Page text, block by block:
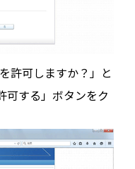
許可しますか？」と
可する」ボタンをク